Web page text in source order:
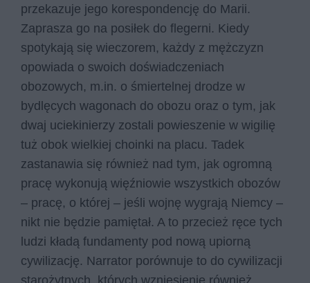
przekazuje jego korespondencję do Marii.
Zaprasza go na posiłek do flegerni. Kiedy
spotykają się wieczorem, każdy z mężczyzn
opowiada o swoich doświadczeniach
obozowych, m.in. o śmiertelnej drodze w
bydlęcych wagonach do obozu oraz o tym, jak
dwaj uciekinierzy zostali powieszenie w wigilię
tuż obok wielkiej choinki na placu. Tadek
zastanawia się również nad tym, jak ogromną
pracę wykonują więźniowie wszystkich obozów
– pracę, o której – jeśli wojnę wygrają Niemcy –
nikt nie będzie pamiętał. A to przecież ręce tych
ludzi kładą fundamenty pod nową upiorną
cywilizację. Narrator porównuje to do cywilizacji
starożytnych, których wzniesienie również